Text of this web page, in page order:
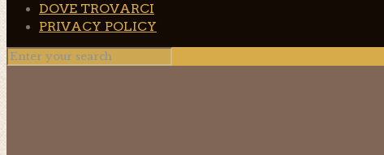
DOVE TROVARCI
PRIVACY POLICY